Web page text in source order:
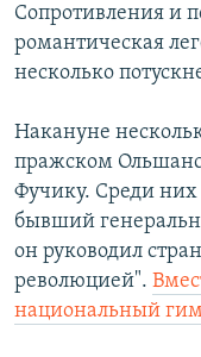
Сопротивления и
романтическая
несколько
Накануне
пражском
Фучику. Среди
бывший
он руководил
революцией".
национальный